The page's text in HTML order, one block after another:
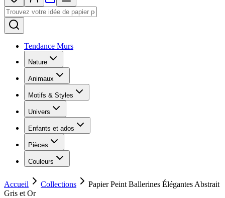
Tendance Murs
Nature
Animaux
Motifs & Styles
Univers
Enfants et ados
Pièces
Couleurs
Accueil Collections
Papier Peint Ballerines Élégantes Abstrait
Gris et Or